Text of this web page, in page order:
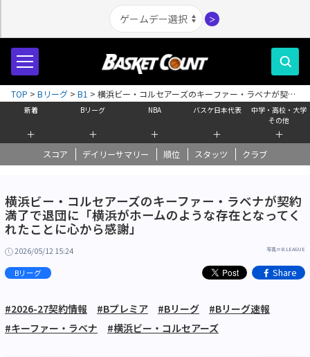
＞
新着
＋
Bリーグ
＋
NBA
＋
バスケ日本代表
＋
中学・高校・大学
その他
＋
スコア デイリーサマリー 順位 スタッツ クラブ
TOP > Bリーグ > B1 > 横浜ビー・コルセアーズのキーファー・ラベナが契約
満了で退団に「横浜がホームのような存在となってくれたことに心から感
謝」
横浜ビー・コルセアーズのキーファー・ラベナが契約
満了で退団に「横浜がホームのような存在となってく
れたことに心から感謝」
2026/05/12 15:24 写真＝B.LEAGUE
Bリーグ Share
#2026-27契約情報 #Bプレミア #Bリーグ
#Bリーグ速報
#キーファー・ラベナ
#横浜ビー・コルセアーズ